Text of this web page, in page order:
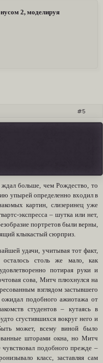
2, моделируя
5
больше, чем Рождество, то
упырей определенно входил в
картин, слизеринец уже
экспресса – шутка или нет,
портретов были верны,
клыкастый сюрприз.
удачи, учитывая тот факт,
осталось столь же мало, как
потирая руки и
сова, Митч плюхнулся на
взглядом застывшего
подобного ажиотажа от
студентов – кутаясь в
сгустившихся вокруг него и
может, всему виной было
шторами окна, но Митч
чувствовал подобного прежде –
класс, заставляя сам